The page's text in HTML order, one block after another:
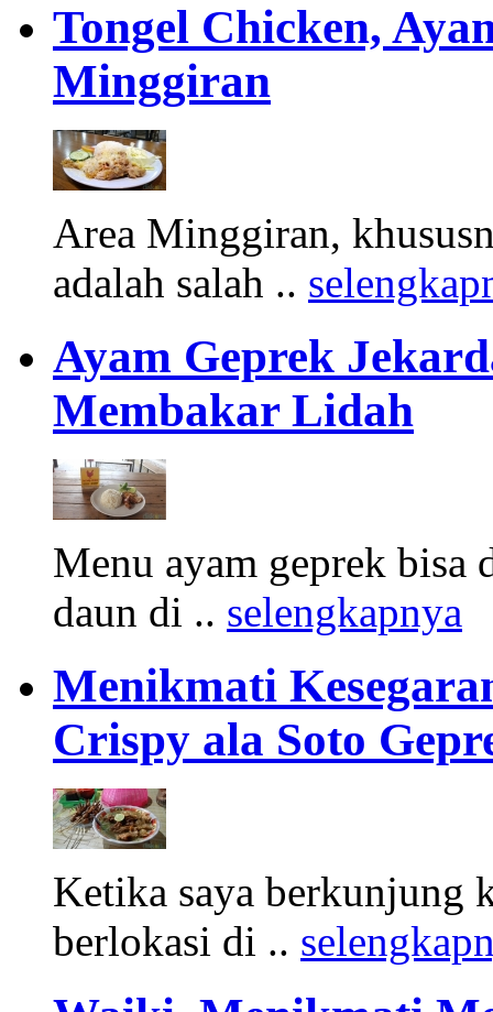
Tongel Chicken,
Minggiran
Area Minggiran,
adalah salah ..
Ayam Geprek
Membakar Lidah
Menu ayam geprek bisa
daun di .. selengkapnya
Menikmati
Crispy ala Soto
Ketika saya berkunjung
berlokasi di ..